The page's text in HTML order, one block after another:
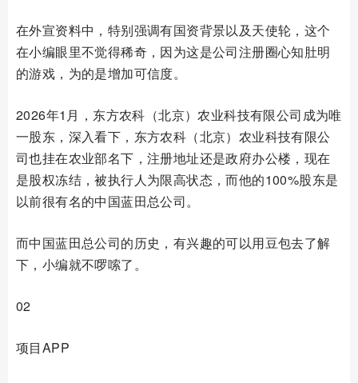
在外宣资料中，特别强调有国资背景以及天使轮，这个
在小编眼里不觉得稀奇，因为这是公司注册圈心知肚明
的游戏，为的是增加可信度。
2026年1月，东方农科（北京）农业科技有限公司成为唯
一股东，深入看下，东方农科（北京）农业科技有限公
司也挂在农业部名下，注册地址还是政府办公楼，现在
是股权冻结，被执行人为限高状态，而他的100%股东是
以前很有名的中国蓝田总公司。
而中国蓝田总公司的历史，有兴趣的可以用豆包去了解
下，小编就不啰嗦了。
02
项目APP